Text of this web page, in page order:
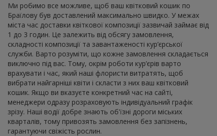
Ми робимо все можливе, щоб ваш квітковий кошик по
Браїлову був доставлений максимально швидко. У межах
міста час доставки квіткової композиції зазвичай займає від
1 до 3 годин. Це залежить від обсягу замовлення,
складності композиції та завантаженості кур’єрської
служби. Варто розуміти, що кожне замовлення складається
виключно під вас. Тому, окрім роботи кур’єрів варто
врахувати і час, який наші флористи витратять, щоб
вибрати найгарніші квіти і скласти з них ваш квітковий
кошик. Якщо ви вказуєте конкретний час на сайті,
менеджери одразу розраховують індивідуальний графік
зрізу. Наші водії добре знають об'їзні дороги міських
кварталів, тому привозять замовлення без запізнень,
гарантуючи свіжість рослин.